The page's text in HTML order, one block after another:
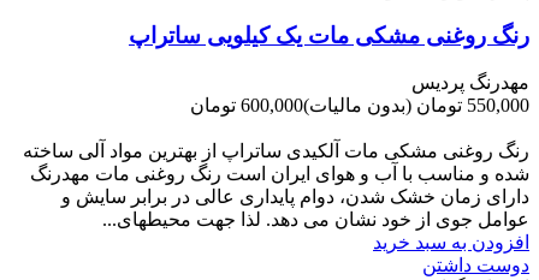
رنگ روغنی مشکی مات یک کیلویی ساتراپ
مهدرنگ پردیس
550,000 تومان
(بدون مالیات)600,000 تومان
رنگ روغنی مشکی مات آلکیدی ساتراپ از بهترین مواد آلی ساخته
شده و مناسب با آب و هوای ایران است رنگ روغنی مات مهدرنگ
دارای زﻣﺎن ﺧﺸﮏ ﺷﺪن، دوام ﭘﺎﯾﺪاری عالی در ﺑﺮاﺑﺮ ﺳﺎﯾﺶ و
ﻋﻮاﻣﻞ ﺟﻮی از ﺧﻮد ﻧﺸﺎن ﻣﯽ دﻫﺪ. ﻟﺬا ﺟﻬﺖ ﻣﺤﯿﻄ‌‌ﻬﺎی...
افزودن به سبد خرید
دوست داشتن